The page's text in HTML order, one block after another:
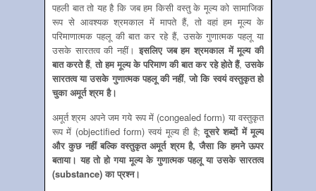
पहली बात तो यह है कि जब हम किसी वस्‍तु के मूल्‍य को सामाजिक
रूप से आवश्‍यक श्रमकाल में मापते हैं, तो वहां हम मूल्‍य के
परिमाणात्‍मक पहलू की बात कर रहे हैं, उसके गुणात्‍मक पहलू या
उसके सारतत्‍व की नहीं। इसलिए जब हम श्रमकाल में मूल्‍य की
बात करते हैं, तो हम मूल्‍य के परिमाण की बात कर रहे होते हैं, उसके
सारतत्‍व या उसके गुणात्‍मक पहलू की नहीं,जो कि स्‍वयं वस्‍तुकृत हो
चुका अमूर्त श्रम है।
अमूर्त श्रम अपने जम गये रूप में (congealed form) या वस्‍तुकृत
रूप में (objectified form) स्‍वयं मूल्‍य ही है; दूसरे शब्‍दों में मूल्‍य
और कुछ नहीं बल्कि वस्‍तुकृत अमूर्त श्रम है, जैसा कि हमने ऊपर
बताया। यह तो हो गया मूल्‍य के गुणात्‍मक पहलू या उसके सारतत्‍व
(substance) का प्रश्‍न।